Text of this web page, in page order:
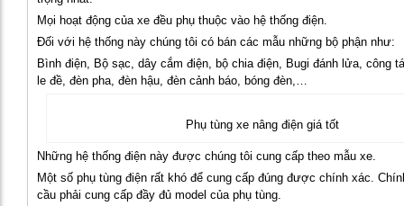
Mọi hoạt động của xe đều phụ thuộc vào hệ thống điện.
Đối với hệ thống này chúng tôi có bán các mẫu những bộ phận như:
Bình điện, Bộ sạc, dây cắm điện, bộ chia điện, Bugi đánh lửa, công
le đề, đèn pha, đèn hậu, đèn cảnh báo, bóng đèn,…
Phụ tùng xe nâng điện giá tốt
Những hệ thống điện này được chúng tôi cung cấp theo mẫu xe.
Một số phụ tùng điện rất khó để cung cấp đúng được chính xác.
cầu phải cung cấp đầy đủ model của phụ tùng.